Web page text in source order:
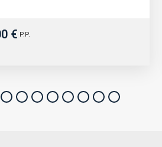
€ P.P.